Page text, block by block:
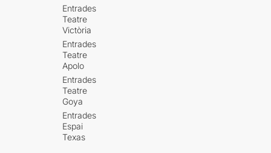
Entrades
Teatre
Victòria
Entrades
Teatre
Apolo
Entrades
Teatre
Goya
Entrades
Espai
Texas